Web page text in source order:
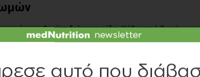
να βρείτε διάφορα είδη. Κύβοι από ζωμό
γεύσεις κύβων που μπορείτε να βρείτε
να προσδώσουν στο φαγητό οφείλεται στα
καρότο, πράσο, αλλά και μπαχαρικά όπως
σε διάφορες αναλογίες, με σκοπό τη